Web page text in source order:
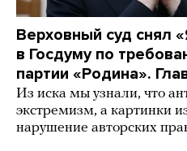
Верховный суд снял
в Госдуму по
партии «Родина».
Из иска мы узнали, что
экстремизм, а картинки
нарушение авторских